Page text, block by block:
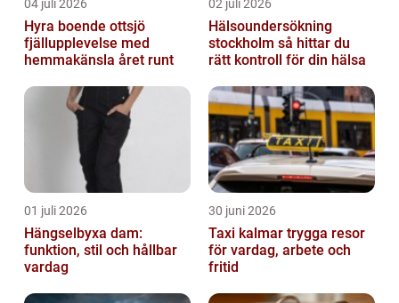
04 juli 2026
Hyra boende ottsjö
fjällupplevelse med
hemmakänsla året runt
02 juli 2026
Hälsoundersökning
stockholm så hittar du
rätt kontroll för din hälsa
01 juli 2026
Hängselbyxa dam:
funktion, stil och hållbar
vardag
30 juni 2026
Taxi kalmar trygga resor
för vardag, arbete och
fritid